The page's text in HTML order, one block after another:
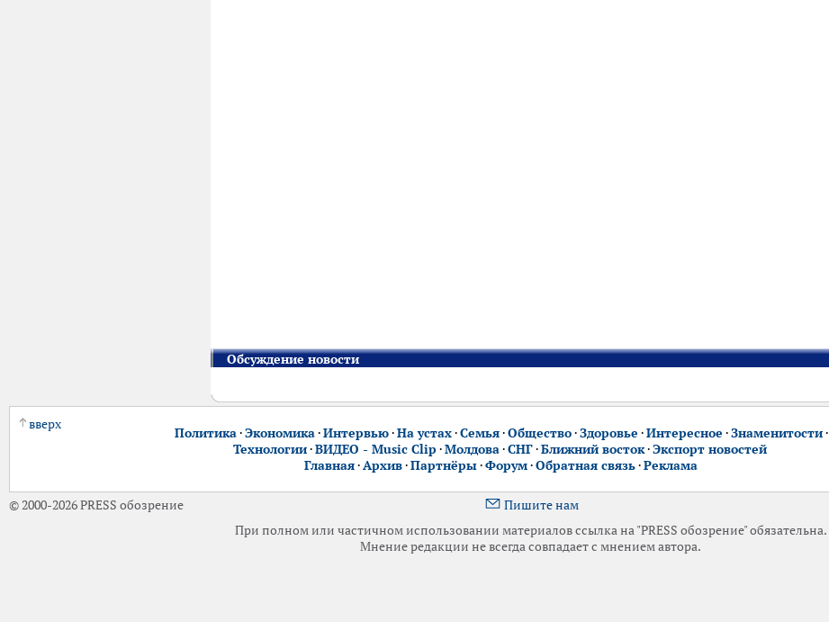
Обсуждение новости
вверх
Политика·Экономика·Интервью·На устах·Семья·Общество·Здоровье ·Интересное ·Знаменитости·
Технологии·ВИДЕО - Music Clip ·Молдова·СНГ·Ближний восток·Экспорт новостей
Главная·Архив·Партнёры·Форум·Обратная связь·Реклама
© 2000-2026 PRESS обозрение
Пишите нам
При полном или частичном использовании материалов ссылка на "PRESS обозрение" обязательна.
Мнение редакции не всегда совпадает с мнением автора.